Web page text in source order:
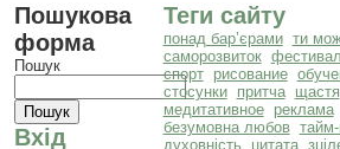
Пошукова
форма
Пошук
Вхід
Теги сайту
понад бар’єрами ти
саморозвиток
спорт
рисование
стосунки
притча щастя
медитативное
реклама
безумовна любов
духовність
цитата